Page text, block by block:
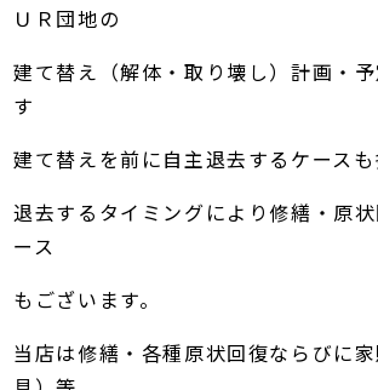
ＵＲ団地の
建て替え（解体・取り壊し）計画・
す
建て替えを前に自主退去するケース
退去するタイミングにより修繕・原
ース
もございます。
当店は修繕・各種原状回復ならびに